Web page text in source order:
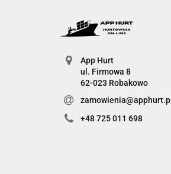
App Hurt
ul. Firmowa 8
62-023 Robakowo
zamowienia@apphurt.pl
+48 725 011 698